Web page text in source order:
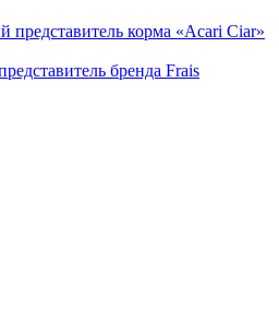
представитель корма «Acari Ciar»
бренда Frais